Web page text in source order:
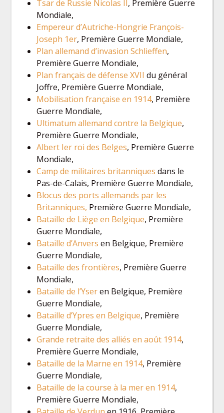
Tsar de Russie Nicolas II, Première Guerre
Mondiale,
Empereur d’Autriche-Hongrie François-
Joseph 1er, Première Guerre Mondiale,
Plan allemand d’invasion Schlieffen,
Première Guerre Mondiale,
Plan français de défense XVII du général
Joffre, Première Guerre Mondiale,
Mobilisation française en 1914, Première
Guerre Mondiale,
Ultimatum allemand contre la Belgique,
Première Guerre Mondiale,
Albert Ier roi des Belges, Première Guerre
Mondiale,
Camp de militaires britanniques dans le
Pas-de-Calais, Première Guerre Mondiale,
Blocus des ports allemands par les
Britanniques, Première Guerre Mondiale,
Bataille de Liège en Belgique, Première
Guerre Mondiale,
Bataille d’Anvers en Belgique, Première
Guerre Mondiale,
Bataille des frontières, Première Guerre
Mondiale,
Bataille de l’Yseren Belgique, Première
Guerre Mondiale,
Bataille d’Ypres en Belgique, Première
Guerre Mondiale,
Grande retraite des alliés en août 1914,
Première Guerre Mondiale,
Bataille de la Marne en 1914, Première
Guerre Mondiale,
Bataille de la course à la mer en 1914,
Première Guerre Mondiale,